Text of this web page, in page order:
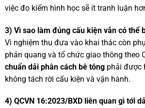
việc đo kiểm hình học sẽ ít tranh luận
3) Vì sao làm đúng cấu kiện vẫn có thể
Vì nghiệm thu đưa vào khai thác còn
phản quang và tổ chức giao thông theo
chuẩn dải phân cách bê tôngphải được
không tách rời cấu kiện và vận hành.
4) QCVN 16:2023/BXD liên quan gì tới